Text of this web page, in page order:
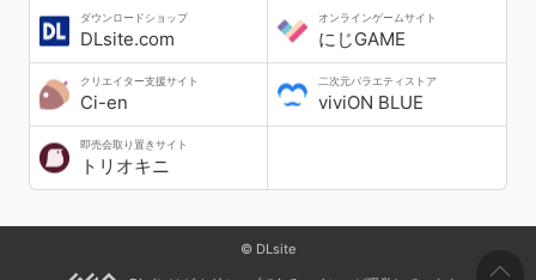
ダウンロードショップ
DLsite.com
オンラインゲームサイト
にじGAME
クリエイター支援サイト
Ci-en
二次元バラエティストア
viviON BLUE
即売会取り置きサイト
トリオキニ
© DLsite